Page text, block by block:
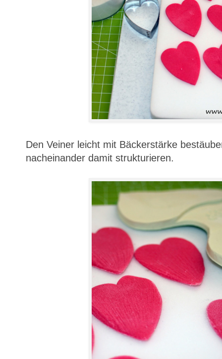
Den Veiner leicht mit Bäckerstärke
nacheinander damit strukturieren.